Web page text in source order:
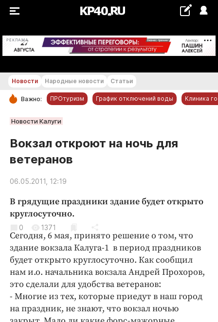
РЕКЛАМА +22...+23 °С
РУБРИКИ
Новости компаний
Статьи
Народные новости
Благоустройство
Криминал
Культура
Недвижимость и ЖКХ
Образование
Общество
Погода
Праздники
Новости Народные новости Статьи
Важно: ПРОтуризм График отключений воды Клиника
Новости Калуги
Вокзал откроют на ночь для
ветеранов
06.05.2011, 12:19
В грядущие праздники здание будет открыто
круглосуточно.
0 1371
Сегодня, 6 мая, принято решение о том, что
здание вокзала Калуга-1 в период праздников
будет открыто круглосуточно. Как сообщил
нам и.о. начальника вокзала Андрей Прохоров,
это сделали для удобства ветеранов:
- Многие из тех, которые приедут в наш город
на праздник, не знают, что вокзал ночью